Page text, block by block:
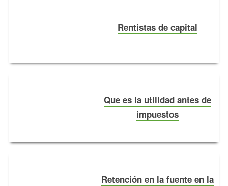
Rentistas de capital
Que es la utilidad antes de
impuestos
Retención en la fuente en la